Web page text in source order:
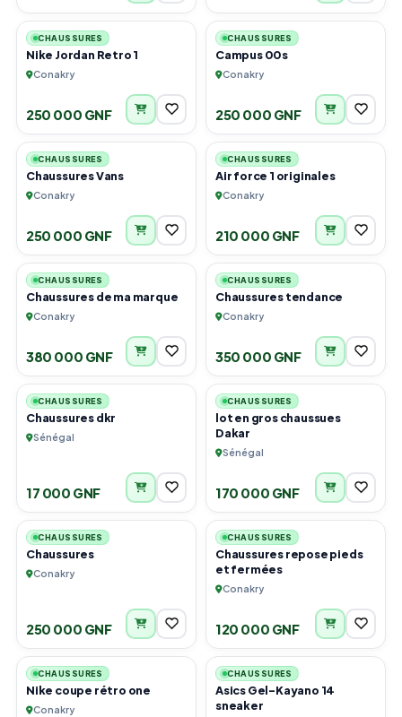
2
CHAUSSURES
Nike Jordan Retro 1
Conakry
250 000 GNF
2
CHAUSSURES
Campus 00s
Conakry
250 000 GNF
1
CHAUSSURES
Chaussures Vans
Conakry
250 000 GNF
2
CHAUSSURES
Air force 1 originales
Conakry
210 000 GNF
6
CHAUSSURES
Chaussures de ma marque
Conakry
380 000 GNF
1
CHAUSSURES
Chaussures tendance
Conakry
350 000 GNF
4
CHAUSSURES
Chaussures dkr
Sénégal
17 000 GNF
5
CHAUSSURES
lot en gros chaussues
Dakar
Sénégal
170 000 GNF
6
CHAUSSURES
Chaussures
Conakry
250 000 GNF
6
CHAUSSURES
Chaussures repose pieds
et fermées
Conakry
120 000 GNF
6
CHAUSSURES
Nike coupe rétro one
Conakry
4
CHAUSSURES
Asics Gel-Kayano 14
sneaker